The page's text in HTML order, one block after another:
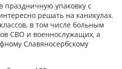
праздничную упаковку с
решать на каникулах.
в том числе больным
СВО и военнослужащих, а
Славяносербскому